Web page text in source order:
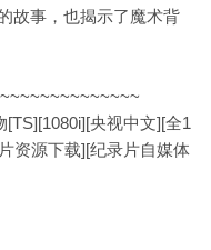
故事，也揭示了魔术背
[TS][1080i][央视中文][全1
资源下载][纪录片自媒体